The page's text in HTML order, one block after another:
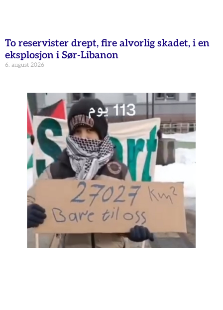
To reservister drept, fire alvorlig skadet, i en
eksplosjon i Sør-Libanon
6. august 2026